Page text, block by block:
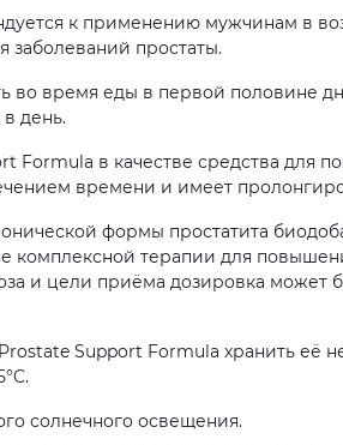
к применению мужчинам в
заболеваний простаты.
во время еды в первой половине
в день.
Formula в качестве средства для
времени и имеет
формы простатита
комплексной терапии для
и цели приёма дозировка может
Support Formula хранить её
солнечного освещения.